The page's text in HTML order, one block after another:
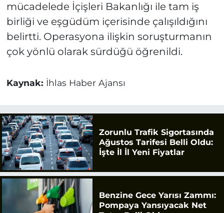
mücadelede İçişleri Bakanlığı ile tam iş
birliği ve eşgüdüm içerisinde çalışıldığını
belirtti. Operasyona ilişkin soruşturmanın
çok yönlü olarak sürdüğü öğrenildi.
Kaynak: İhlas Haber Ajansı
Zorunlu Trafik Sigortasında
Ağustos Tarifesi Belli Oldu:
İşte İl İl Yeni Fiyatlar
Benzine Gece Yarısı Zammı:
Pompaya Yansıyacak Net